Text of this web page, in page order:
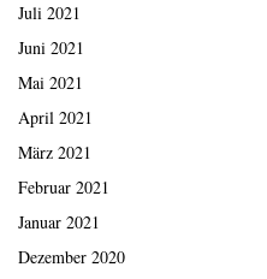
Juli 2021
Juni 2021
Mai 2021
April 2021
März 2021
Februar 2021
Januar 2021
Dezember 2020